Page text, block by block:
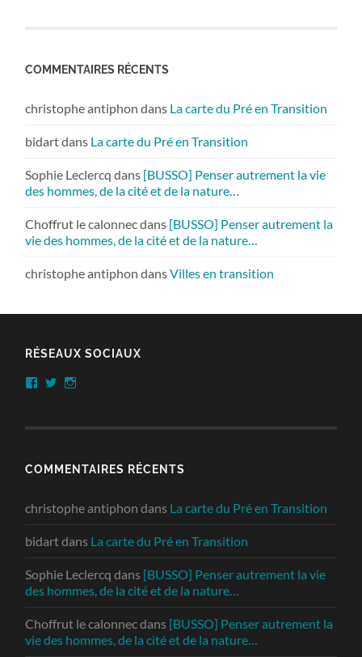
COMMENTAIRES RÉCENTS
christophe antiphon dans La carte du Pré en Transition
bidartdans La carte du Pré en Transition
Sophie Leclercq dans [BUSSO] Penser autrement la vie
des hommes, de la cité et de la nature…
Choffrut le calonnecdans [BUSSO] Penser autrement la
vie des hommes, de la cité et de la nature…
christophe antiphon dansVilles en transition
RÉSEAUX SOCIAUX
Facebook
Twitter
COMMENTAIRES RÉCENTS
christophe antiphon dans La carte du Pré en Transition
bidartdans La carte du Pré en Transition
Sophie Leclercq dans [BUSSO] Penser autrement la vie
des hommes, de la cité et de la nature…
Choffrut le calonnecdans [BUSSO] Penser autrement la
vie des hommes, de la cité et de la nature…